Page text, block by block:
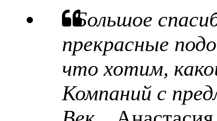
Большое
прекрасные
что хотим,
Компаний с